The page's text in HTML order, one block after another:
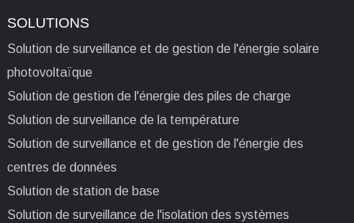
SOLUTIONS
Solution de surveillance et de gestion de l'énergie solaire
photovoltaïque
Solution de gestion de l'énergie des piles de charge
Solution de surveillance de la température
Solution de surveillance et de gestion de l'énergie des
centres de données
Solution de station de base
Solution de surveillance de l'isolation des systèmes